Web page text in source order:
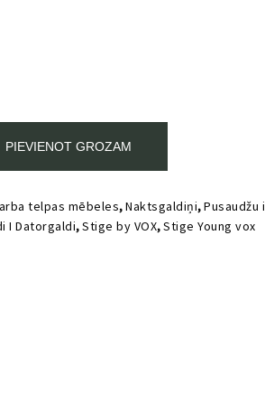
PIEVIENOT GROZAM
telpas mēbeles,Naktsgaldiņi,Pusaudžu
I Datorgaldi,Stige by VOX,Stige Young vox